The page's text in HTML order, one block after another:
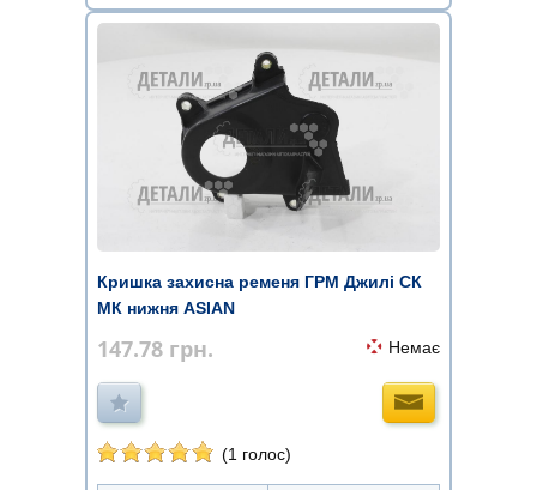
Кришка захисна ременя ГРМ Джилі СК
МК нижня ASIAN
147.78 грн. Немає
(1 голос)